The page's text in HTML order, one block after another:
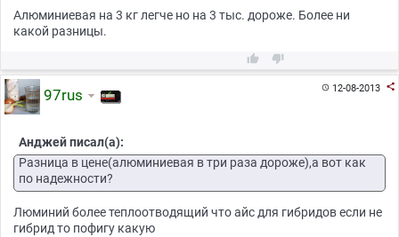
Алюминиевая на 3 кг легче но на 3 тыс. дороже. Более ни
какой разницы.
 
12-08-2013 
97rus
Анджей писал(а):
Разница в цене(алюминиевая в три раза дороже),а вот как
по надежности?
Люминий более теплоотводящий что айс для гибридов если не
гибрид то пофигу какую